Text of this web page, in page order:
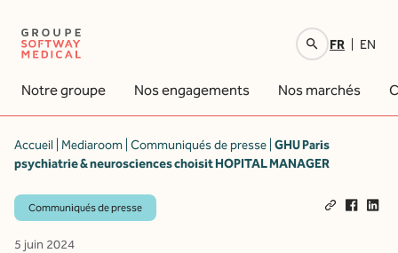
FR EN
Notre groupe Nos engagements Nos marchés
Accueil Mediaroom Communiqués de presse GHU Paris
psychiatrie & neurosciences choisit HOPITAL MANAGER
Communiqués de presse
5 juin 2024